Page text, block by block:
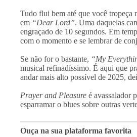
Tudo flui bem até que você tropeça
em “Dear Lord”. Uma daquelas
engraçado de 10 segundos. Em
com o momento e se lembrar de
Se não for o bastante, “My
musical refinadíssimo. É aqui que
andar mais alto possível de 2025,
Prayer and Pleasure é avassalador
esparramar o blues sobre outras
Ouça na sua plataforma favorita